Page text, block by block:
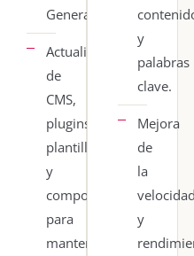
General.
Actualización
de
CMS,
plugins,
plantillas
y
componentes
para
mantener
y
palabras
clave.
Mejora
de
la
y